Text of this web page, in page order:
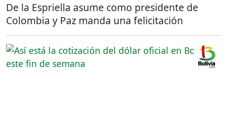
De la Espriella asume como presidente de
Colombia y Paz manda una felicitación